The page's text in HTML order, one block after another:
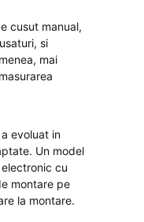
cusut manual,
si
mai
evoluat in
Un model
cu
montare pe
la montare.